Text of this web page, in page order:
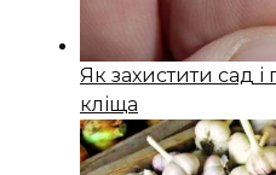
Як захистити сад і
кліща